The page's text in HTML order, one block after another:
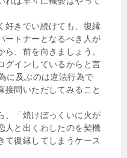
好きでい続けても、復縁
ートナーとなるべき人が
、前を向きましょう。
グインしているからと言
に及ぶのは違法行為で
接問いただしてみること
、「焼けぼっくいに火が
人と出くわしたのを契機
て復縁してしまうケース